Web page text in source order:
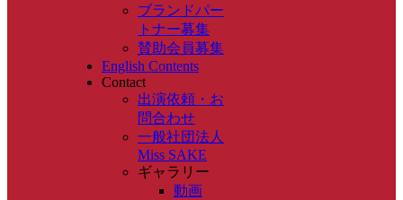
ブランドパー
トナー募集
賛助会員募集
English Contents
Contact
出演依頼・お
問合わせ
一般社団法人
Miss SAKE
ギャラリー
動画